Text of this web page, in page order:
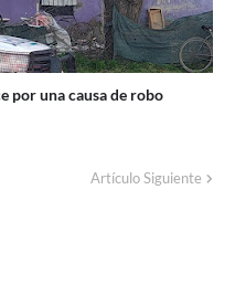
por una causa de robo
Artículo Siguiente